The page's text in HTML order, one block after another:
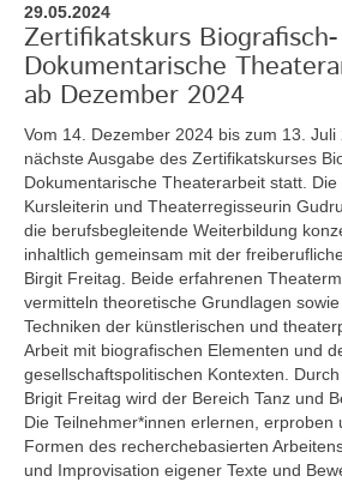
29.05.2024
Zertifikatskurs Biografisch-
Dokumentarische
ab Dezember 2024
Vom 14. Dezember 2024 bis zum 13. Juli
nächste Ausgabe des Zertifikatskurses
Dokumentarische Theaterarbeit statt. Die
Kursleiterin und Theaterregisseurin
die berufsbegleitende Weiterbildung
inhaltlich gemeinsam mit der
Birgit Freitag. Beide erfahrenen
vermitteln theoretische Grundlagen
Techniken der künstlerischen und
Arbeit mit biografischen Elementen und
gesellschaftspolitischen Kontexten.
Brigit Freitag wird der Bereich Tanz und
Die Teilnehmer*innen erlernen, erproben
Formen des recherchebasierten
und Improvisation eigener Texte und